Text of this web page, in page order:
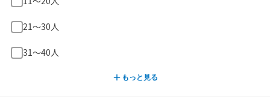
21〜30人
31〜40人
もっと見る